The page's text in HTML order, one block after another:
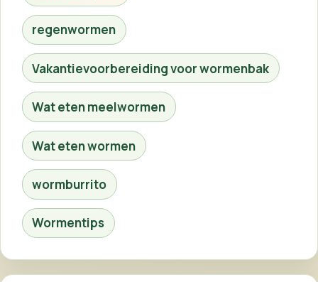
regenwormen
Vakantievoorbereiding voor wormenbak
Wat eten meelwormen
Wat eten wormen
wormburrito
Wormentips